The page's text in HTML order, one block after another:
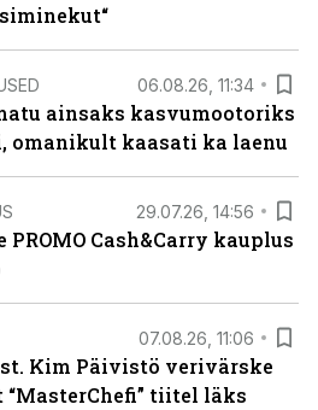
06.08.26, 11:34
ainsaks kasvumootoriks
omanikult kaasati ka laenu
29.07.26, 14:56
Cash&Carry kauplus
07.08.26, 11:06
Kim Päivistö verivärske
“MasterChefi” tiitel läks